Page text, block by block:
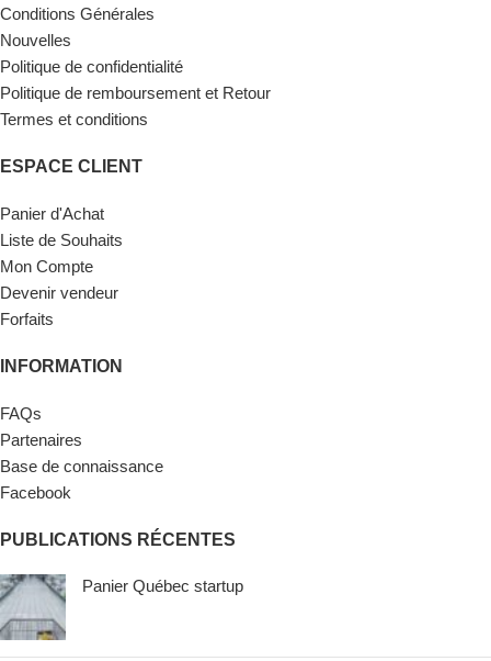
Conditions Générales
Nouvelles
Politique de confidentialité
Politique de remboursement et Retour
Termes et conditions
ESPACE CLIENT
Panier d'Achat
Liste de Souhaits
Mon Compte
Devenir vendeur
Forfaits
INFORMATION
FAQs
Partenaires
Base de connaissance
Facebook
PUBLICATIONS RÉCENTES
Panier Québec startup